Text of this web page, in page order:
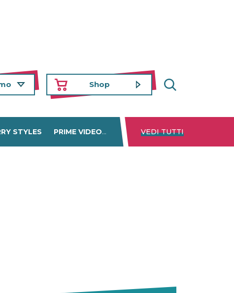
Shop
STYLES PRIME VIDEO DISNEY+ NETFLIX
VEDI TUTTI